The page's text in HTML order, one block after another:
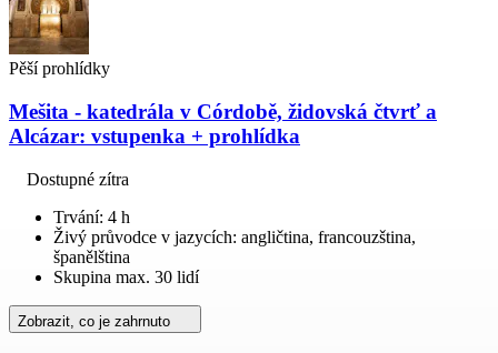
Pěší prohlídky
Mešita - katedrála v Córdobě, židovská čtvrť a
Alcázar: vstupenka + prohlídka
Dostupné zítra
Trvání: 4 h
Živý průvodce v jazycích: angličtina, francouzština,
španělština
Skupina max. 30 lidí
Zobrazit, co je zahrnuto